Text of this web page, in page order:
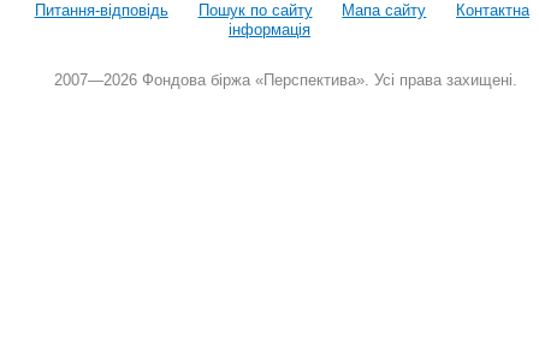
Питання-відповідь Пошук по сайту Мапа сайту
Контактна
інформація
2007—2026 Фондова біржа «Перспектива». Усі права захищені.